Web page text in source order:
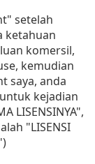
setelah
ketahuan
komersil,
kemudian
saya, anda
kejadian
LISENSINYA",
"LISENSI